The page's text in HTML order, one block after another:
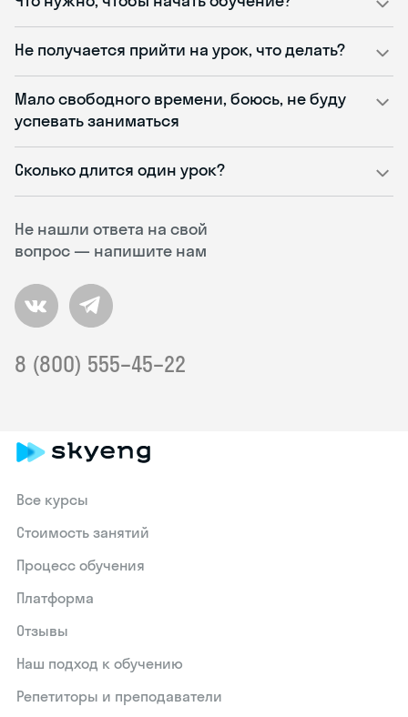
Не нашли ответа на свой
вопрос — напишите нам
8 (800) 555–45–22
Не получается прийти на урок, что делать?
Мало свободного времени, боюсь, не буду
успевать заниматься
Сколько длится один урок?
Все курсы
Стоимость занятий
Процесс обучения
Платформа
Отзывы
Наш подход к обучению
Репетиторы и преподаватели